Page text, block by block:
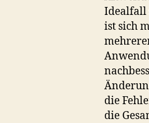
Idealfall
ist sich
die
die